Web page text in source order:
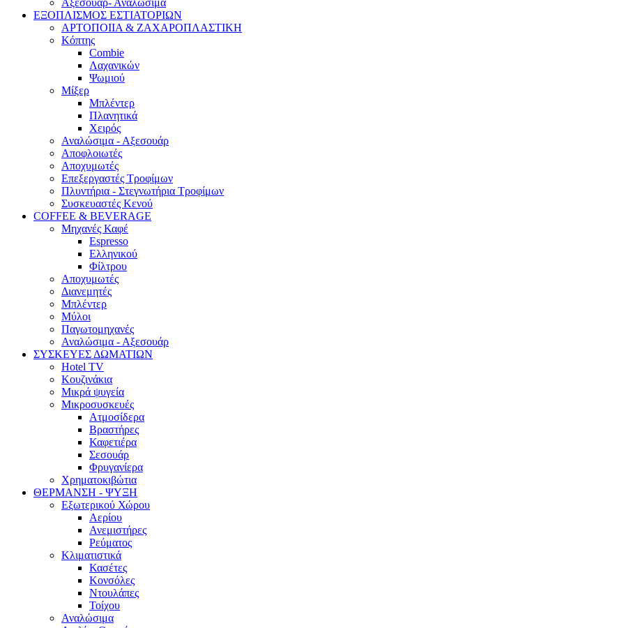
Αξεσουάρ- Αναλώσιμα
ΕΞΟΠΛΙΣΜΟΣ ΕΣΤΙΑΤΟΡΙΩΝ
ΑΡΤΟΠΟΙΙΑ & ΖΑΧΑΡΟΠΛΑΣΤΙΚΗ
Κόπτης
Combie
Λαχανικών
Ψωμιού
Μίξερ
Μπλέντερ
Πλανητικά
Χειρός
Αναλώσιμα - Αξεσουάρ
Αποφλοιωτές
Αποχυμωτές
Επεξεργαστές Τροφίμων
Πλυντήρια - Στεγνωτήρια Τροφίμων
Συσκευαστές Κενού
COFFEE & BEVERAGE
Μηχανές Καφέ
Espresso
Ελληνικού
Φίλτρου
Αποχυμωτές
Διανεμητές
Μπλέντερ
Μύλοι
Παγωτομηχανές
Αναλώσιμα - Αξεσουάρ
ΣΥΣΚΕΥΕΣ ΔΩΜΑΤΙΩΝ
Hotel TV
Κουζινάκια
Μικρά ψυγεία
Μικροσυσκευές
Ατμοσίδερα
Βραστήρες
Καφετιέρα
Σεσουάρ
Φρυγανίερα
Χρηματοκιβώτια
ΘΕΡΜΑΝΣΗ - ΨΥΞΗ
Εξωτερικού Χώρου
Αερίου
Ανεμιστήρες
Ρεύματος
Κλιματιστικά
Κασέτες
Κονσόλες
Ντουλάπες
Τοίχου
Αναλώσιμα